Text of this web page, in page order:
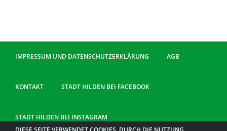
IMPRESSUM UND DATENSCHUTZERKLÄRUNG AGB
KONTAKT STADT HILDEN BEI FACEBOOK
STADT HILDEN BEI INSTAGRAM